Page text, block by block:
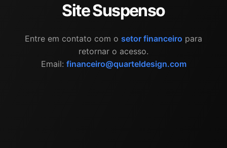
Site Suspenso
Entre em contato com o setor financeiro para
retornar o acesso.
Email: financeiro@quarteldesign.com